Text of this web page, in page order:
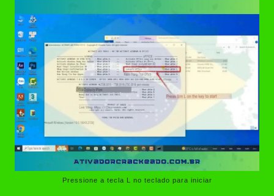
Pressione a tecla L no teclado para iniciar